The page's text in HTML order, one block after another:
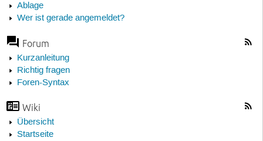
Ablage
Wer ist gerade angemeldet?
Forum
Kurzanleitung
Richtig fragen
Foren-Syntax
Wiki
Übersicht
Startseite